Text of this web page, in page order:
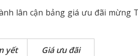
lân cận bảng giá ưu đãi mừng
yết
Giá ưu đãi